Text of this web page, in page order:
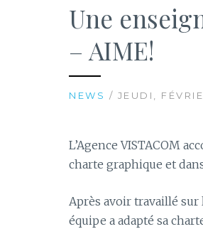
Une
– AIME!
NEWS / JEUDI,
L’Agence VISTACOM
charte graphique et
Après avoir travaillé sur
équipe a adapté sa